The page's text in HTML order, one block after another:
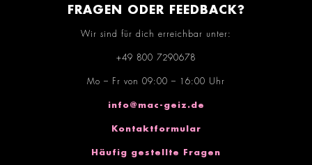
FRAGEN ODER FEEDBACK?
Wir sind für dich erreichbar unter:
+49 800 7290678
Mo – Fr von 09:00 – 16:00 Uhr
info@mac-geiz.de
Kontaktformular
Häufig gestellte Fragen